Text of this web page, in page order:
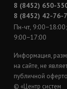
8 (8452) 650-
8 (8452) 42-76-
Пн-чт,
9:00−17:00
Информация,
на сайте, не
публичной
© «Центр систем